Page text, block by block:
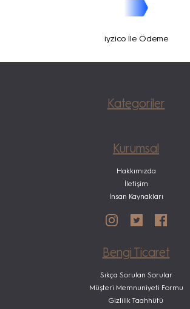
iyzico İle Ödeme
Kategoriler
Kurumsal
Hakkımızda
İletişim
İnsan Kaynakları
Bengi Ticaret
Sıkça Sorulan Sorular
Müşteri Memnuniyeti Formu
Gizlilik Taahhütü